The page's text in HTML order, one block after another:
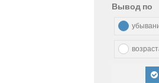
Вывод по